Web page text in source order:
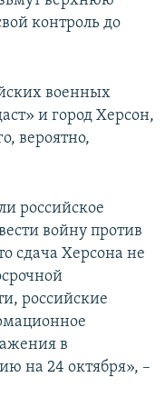
контроль до
военных
и город Херсон,
вероятно,
российское
войну против
сдача Херсона не
российские
в
на 24 октября», –